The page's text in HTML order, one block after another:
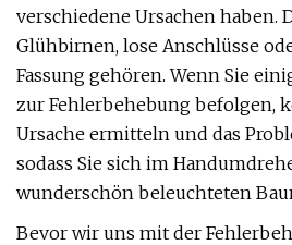
verschiedene Ursachen haben.
Glühbirnen, lose Anschlüsse
Fassung gehören. Wenn Sie
zur Fehlerbehebung befolgen,
Ursache ermitteln und das
sodass Sie sich im
wunderschön beleuchteten
Bevor wir uns mit der